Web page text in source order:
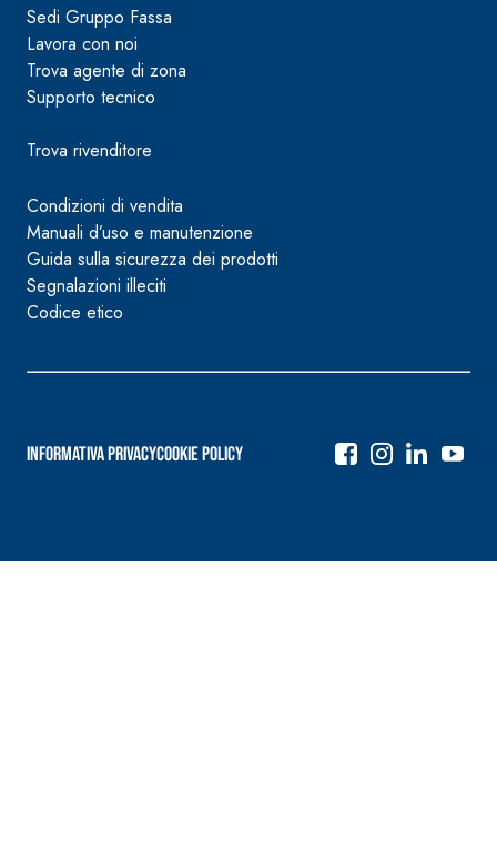
Sedi Gruppo Fassa
Lavora con noi
Trova agente di zona
Supporto tecnico
Trova rivenditore
Condizioni di vendita
Manuali d’uso e manutenzione
Guida sulla sicurezza dei prodotti
Segnalazioni illeciti
Codice etico
Informativa PrivacyCookie Policy